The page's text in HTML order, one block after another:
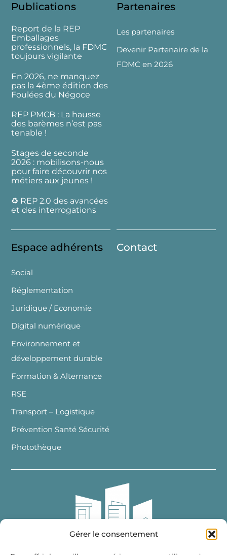
Gérer le consentement
Publications
Report de la REP
Emballages
professionnels, la FDMC
toujours vigilante
En 2026, ne manquez
pas la 4ème édition des
Foulées du Négoce
REP PMCB : La hausse
des barèmes n’est pas
tenable !
Stages de seconde
2026 : mobilisons-nous
pour faire découvrir nos
métiers aux jeunes !
♻️ REP 2.0 des avancées
et des interrogations
Partenaires
Les partenaires
Devenir Partenaire de la
FDMC en 2026
Espace adhérents
Social
Réglementation
Juridique / Economie
Digital numérique
Environnement et
développement durable
Formation & Alternance
RSE
Transport – Logistique
Prévention Santé Sécurité
Photothèque
Contact